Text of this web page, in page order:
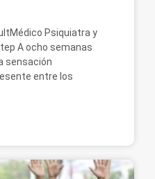
Psiquiatra y
A ocho semanas
sensación
entre los